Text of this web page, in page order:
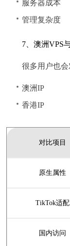
服务器成本
管理复杂度
7、澳洲VPS
很多用户也会
澳洲IP
香港IP
对比项目
原生属性
TikTok适配
国内访问